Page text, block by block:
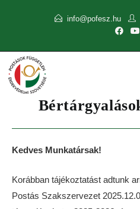
info@pofesz.hu
Kedves Munkatársak!
Korábban tájékoztatást adtunk
Postás Szakszervezet